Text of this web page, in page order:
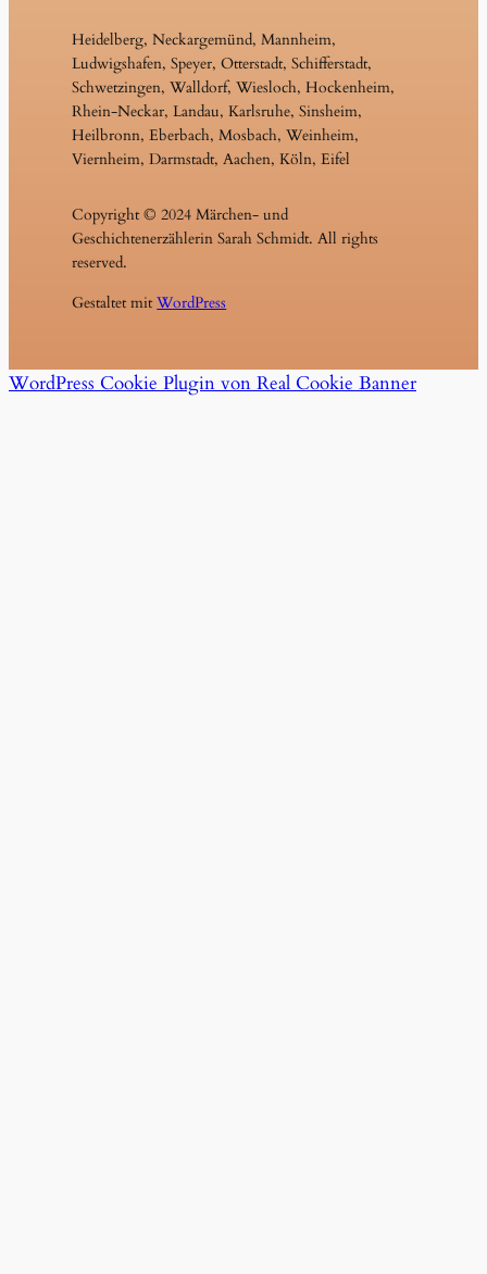
Heidelberg, Neckargemünd, Mannheim,
Ludwigshafen, Speyer, Otterstadt, Schifferstadt,
Schwetzingen, Walldorf, Wiesloch, Hockenheim,
Rhein-Neckar, Landau, Karlsruhe, Sinsheim,
Heilbronn, Eberbach, Mosbach, Weinheim,
Viernheim, Darmstadt, Aachen, Köln, Eifel
Copyright © 2024 Märchen- und
Geschichtenerzählerin Sarah Schmidt. All rights
reserved.
Gestaltet mitWordPress
WordPress Cookie Plugin von Real Cookie Banner